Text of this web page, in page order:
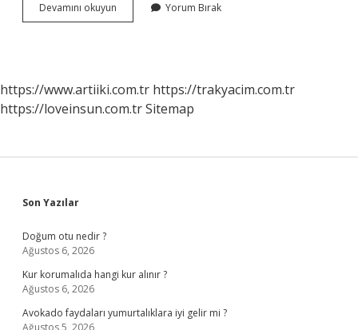
Devamını okuyun
Imarlı
Yorum Bırak
https://www.artiiki.com.tr https://trakyacim.com.tr
https://loveinsun.com.trSitemap
Sidebar
Son Yazılar
Doğum otu nedir ?
Ağustos 6, 2026
Kur korumalıda hangi kur alınır ?
Ağustos 6, 2026
Avokado faydaları yumurtalıklara iyi gelir mi ?
Ağustos 5, 2026